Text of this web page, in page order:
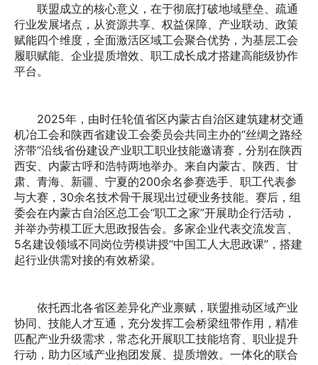
联盟成立的核心意义，在于彻底打破地域壁垒、疏通
行业发展堵点，从资源共享、权益保障、产业联动、政策
赋能四个维度，全面激活区域工会聚合优势，为基层工会
履职赋能、企业提质增效、职工成长成才搭建高能级协作
平台。
2025年，由时任轮值省区内蒙古自治区建筑建材交通
机冶工会和陕西省建设工会委员会共同主办的“丝绸之路经
济带”沿线省份建设产业职工职业技能邀请赛，分别在陕西
西安、内蒙古呼和浩特两地举办。来自内蒙古、陕西、甘
肃、青海、新疆、宁夏的200余名参赛选手、职工代表参
与大赛，30余名技术骨干展现出过硬业务技能。赛后，组
委会在内蒙古自治区总工会“职工之家”开展助企行活动，
并举办劳模工匠大思政报告会。多家企业代表交流发言、
5名建设领域不同岗位劳模讲授“中国工人大思政课”，搭建
起行业供需对接的有效桥梁。
依托西北各省区差异化产业禀赋，联盟推动区域产业
协同、技能人才互通，充分发挥工会桥梁纽带作用，精准
匹配产业升级需求，常态化开展职工技能培育、职业提升
行动，助力区域产业抱团发展、提质增效。一体化的联合